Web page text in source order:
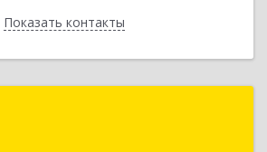
Показать контакты
Назад